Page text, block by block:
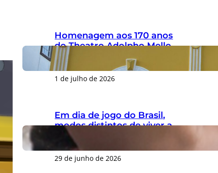
Homenagem aos 170 anos
do Theatro Adolpho Mello
gera críticas por ignorar
legado do patrono
1 de julho de 2026
Em dia de jogo do Brasil,
modos distintos de viver a
Copa do Mundo marcam o
Centro de Florianópolis
29 de junho de 2026